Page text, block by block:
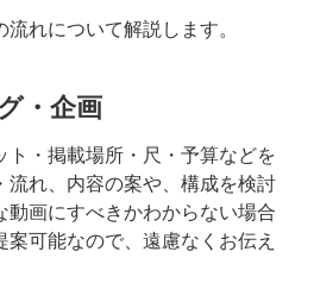
れについて解説します。
・企画
・掲載場所・尺・予算などを
流れ、内容の案や、構成を検討
動画にすべきかわからない場合
可能なので、遠慮なくお伝え